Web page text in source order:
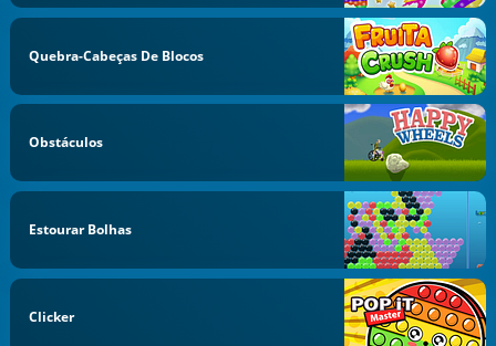
Quebra-Cabeças De Blocos
Obstáculos
Estourar Bolhas
Clicker